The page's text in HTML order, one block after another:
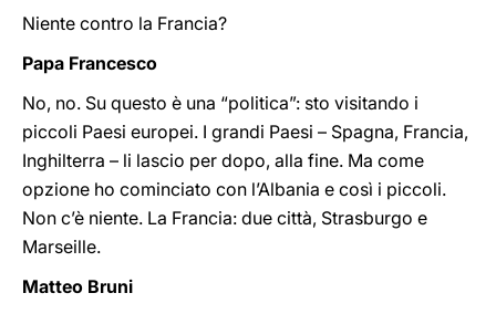
Niente contro la Francia?
Papa Francesco
No, no. Su questo è una “politica”: sto visitando i
piccoli Paesi europei. I grandi Paesi – Spagna, Francia,
Inghilterra – li lascio per dopo, alla fine. Ma come
opzione ho cominciato con l’Albania e così i piccoli.
Non c’è niente. La Francia: due città, Strasburgo e
Marseille.
Matteo Bruni